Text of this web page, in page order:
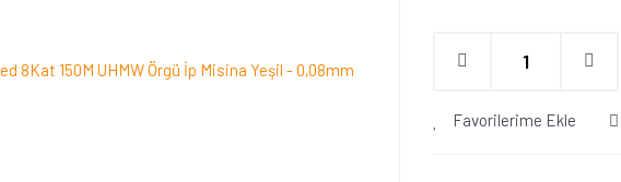
Favorilerime Ekle